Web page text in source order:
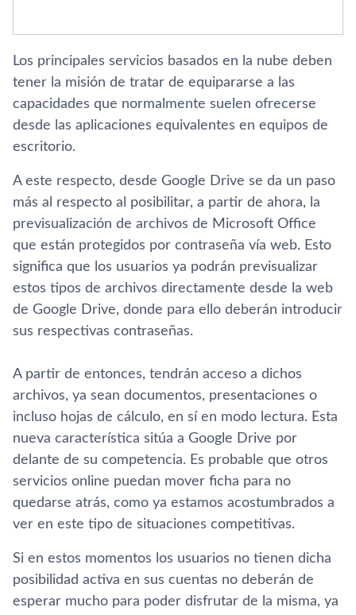
Los principales servicios basados en la nube deben
tener la misión de tratar de equipararse a las
capacidades que normalmente suelen ofrecerse
desde las aplicaciones equivalentes en equipos de
escritorio.
A este respecto, desde Google Drive se da un paso
más al respecto al posibilitar, a partir de ahora, la
previsualización de archivos de Microsoft Office
que están protegidos por contraseña ví­a web. Esto
significa que los usuarios ya podrán previsualizar
estos tipos de archivos directamente desde la web
de Google Drive, donde para ello deberán introducir
sus respectivas contraseñas.
A partir de entonces, tendrán acceso a dichos
archivos, ya sean documentos, presentaciones o
incluso hojas de cálculo, en sí­ en modo lectura. Esta
nueva caracterí­stica sitúa a Google Drive por
delante de su competencia. Es probable que otros
servicios online puedan mover ficha para no
quedarse atrás, como ya estamos acostumbrados a
ver en este tipo de situaciones competitivas.
Si en estos momentos los usuarios no tienen dicha
posibilidad activa en sus cuentas no deberán de
esperar mucho para poder disfrutar de la misma, ya